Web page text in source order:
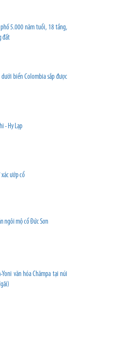
5.000 năm tuổi, 18 tầng,
đất
dưới biển Colombia sắp được
- Hy Lạp
ướp cổ
ngôi mộ cổ Đức Sơn
Yoni văn hóa Chămpa tại núi